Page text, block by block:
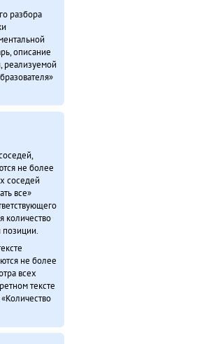
тыргани (2013)
(2013)
[1] (2013)
[2] (2013)
(2013)
(2013)
алагувундули (2013)
70 анӈанил [1] (2013)
70 анӈанил [2] (2013)
Северӈи булталин» [1] (2013)
Северӈи булталин» [2] (2013)
илэл [1] (2013)
илэл [2] (2013)
(1988)
денчанал (2013)
синмады конференциян (2013)
разбора
описание
реализуемой
не более
соседей
все»
количество
позиции.
не более
всех
тексте